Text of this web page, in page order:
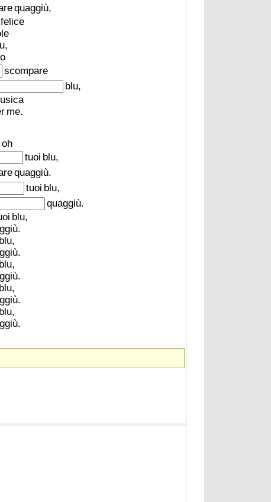
quaggiù,
felice
scompare
blu,
me.
oh
tuoi blu,
quaggiù.
tuoi blu,
quaggiù.
blu,
blu,
blu,
blu,
blu,